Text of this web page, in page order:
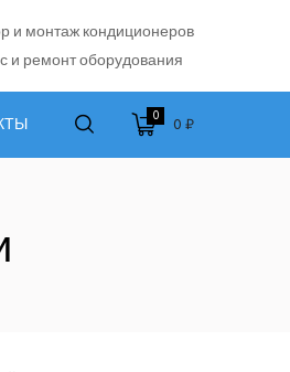
и монтаж кондиционеров
и ремонт оборудования
0 0 ₽